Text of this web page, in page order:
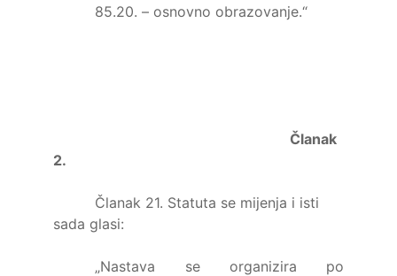
85.20. – osnovno obrazovanje.“
Članak
2.
Članak 21. Statuta se mijenja i isti
sada glasi:
„Nastava se organizira po